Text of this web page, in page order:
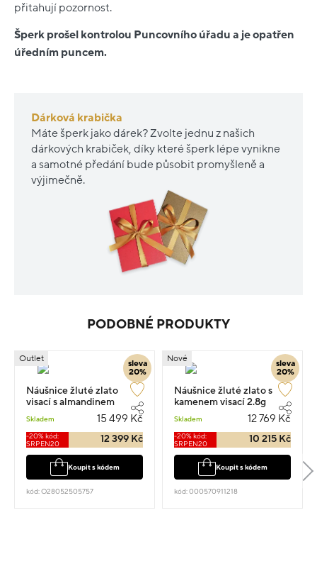
přitahují pozornost.
Šperk prošel kontrolou Puncovního úřadu a je opatřen
úředním puncem.
Dárková krabička
Máte šperk jako dárek? Zvolte jednu z našich
dárkových krabiček, díky které šperk lépe vynikne
a samotné předání bude působit promyšleně a
výjimečně.
PODOBNÉ PRODUKTY
sleva
20%
Outlet
Náušnice žluté zlato
visací s almandinem
osazené zirkony 2cm 4.1g
Skladem 15 499 Kč
-20% kód:
SRPEN20
12 399 Kč
Koupit s kódem
kód: O28052505757
sleva
20%
Nové
Náušnice žluté zlato s
kamenem visací 2.8g
Skladem 12 769 Kč
-20% kód:
SRPEN20
10 215 Kč
Koupit s kódem
kód: 000570911218